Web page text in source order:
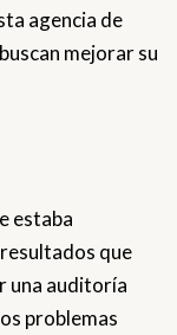
agencia de
mejorar su
estaba
que
una auditoría
problemas